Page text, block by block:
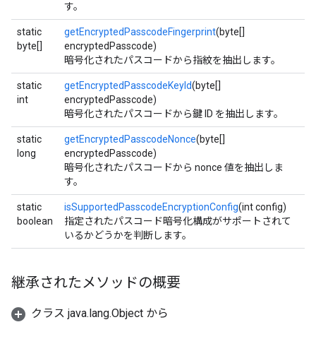
す。
static
byte[]
getEncryptedPasscodeFingerprint(byte[]
encryptedPasscode)
暗号化されたパスコードから指紋を抽出します。
static
int
getEncryptedPasscodeKeyId(byte[]
encryptedPasscode)
暗号化されたパスコードから鍵 ID を抽出します。
static
long
getEncryptedPasscodeNonce(byte[]
encryptedPasscode)
暗号化されたパスコードから nonce 値を抽出しま
す。
static
boolean
isSupportedPasscodeEncryptionConfig(int config)
指定されたパスコード暗号化構成がサポートされて
いるかどうかを判断します。
継承されたメソッドの概要
クラス java.lang.Object から